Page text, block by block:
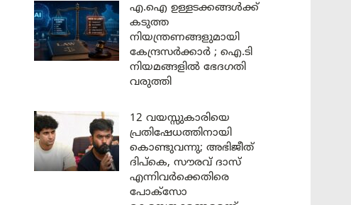
എ.ഐ ഉള്ളടക്കങ്ങൾക്ക്
കടുത്ത
നിയന്ത്രണങ്ങളുമായി
കേന്ദ്രസർക്കാർ ; ഐ.ടി
നിയമങ്ങളിൽ ഭേദഗതി
വരുത്തി
12 വയസ്സുകാരിയെ
പ്രതിഷേധത്തിനായി
കൊണ്ടുവന്നു; അഭിജീത്
ദിപ്കെ, സൗരവ് ദാസ്
എന്നിവർക്കെതിരെ
പോക്സോ